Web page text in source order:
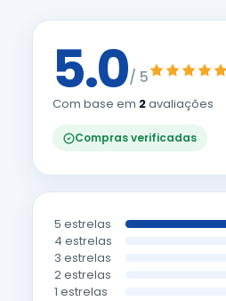
5.0/ 5
Com base em 2avaliações
Compras verificadas
5 estrelas
4 estrelas
3 estrelas
2 estrelas
1 estrelas